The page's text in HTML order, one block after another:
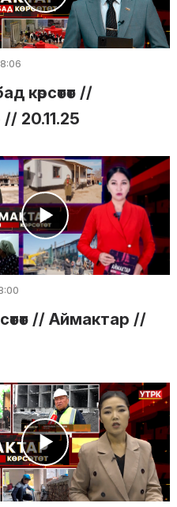
көрсөтөт //
20.11.25
// Аймактар //